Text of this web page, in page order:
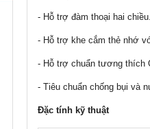
- Hỗ trợ đàm thoại hai chiều.
- Hỗ trợ khe cắm thẻ nhớ
- Hỗ trợ chuẩn tương thích
- Tiêu chuẩn chống bụi và
Đặc tính kỹ thuật